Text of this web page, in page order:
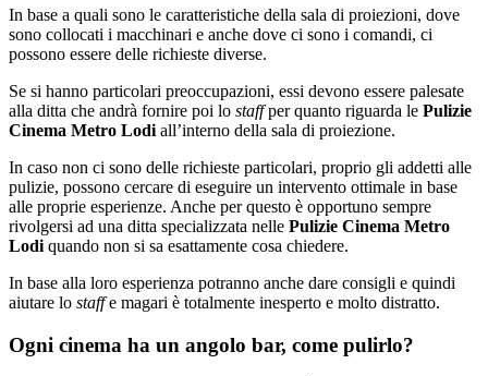
In base a quali sono le caratteristiche della sala di proiezioni, dove
sono collocati i macchinari e anche dove ci sono i comandi, ci
possono essere delle richieste diverse.
Se si hanno particolari preoccupazioni, essi devono essere palesate
alla ditta che andrà fornire poi lo staffper quanto riguarda le Pulizie
Cinema Metro Lodi all’interno della sala di proiezione.
In caso non ci sono delle richieste particolari, proprio gli addetti alle
pulizie, possono cercare di eseguire un intervento ottimale in base
alle proprie esperienze. Anche per questo è opportuno sempre
rivolgersi ad una ditta specializzata nelle Pulizie Cinema Metro
Lodi quando non si sa esattamente cosa chiedere.
In base alla loro esperienza potranno anche dare consigli e quindi
aiutare lo staffe magari è totalmente inesperto e molto distratto.
Ogni cinema ha un angolo bar, come pulirlo?